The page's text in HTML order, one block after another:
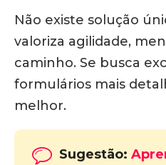
Não existe solução
valoriza agilidade,
caminho. Se busca
formulários mais
melhor.
Sugestão: